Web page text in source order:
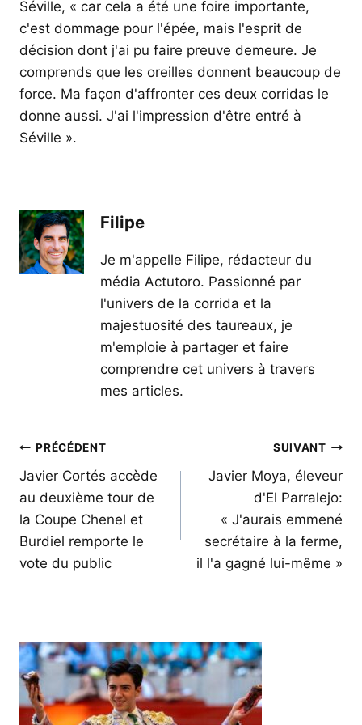
Séville, « car cela a été une foire importante,
c'est dommage pour l'épée, mais l'esprit de
décision dont j'ai pu faire preuve demeure. Je
comprends que les oreilles donnent beaucoup de
force. Ma façon d'affronter ces deux corridas le
donne aussi. J'ai l'impression d'être entré à
Séville ».
Filipe
Je m'appelle Filipe, rédacteur du
média Actutoro. Passionné par
l'univers de la corrida et la
majestuosité des taureaux, je
m'emploie à partager et faire
comprendre cet univers à travers
mes articles.
Navigation
de
l’article
PRÉCÉDENT
Javier Cortés accède
au deuxième tour de
la Coupe Chenel et
Burdiel remporte le
vote du public
SUIVANT
Javier Moya, éleveur
d'El Parralejo:
« J'aurais emmené
secrétaire à la ferme,
il l'a gagné lui-même »